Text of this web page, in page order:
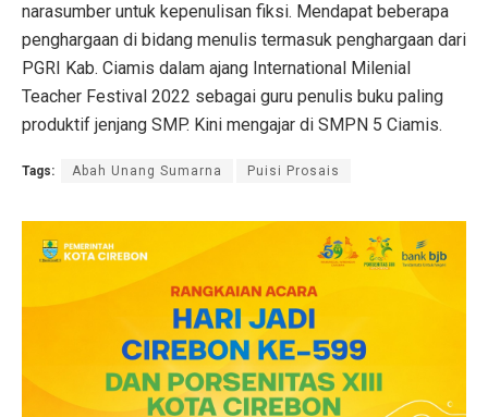
narasumber untuk kepenulisan fiksi. Mendapat beberapa
penghargaan di bidang menulis termasuk penghargaan dari
PGRI Kab. Ciamis dalam ajang International Milenial
Teacher Festival 2022 sebagai guru penulis buku paling
produktif jenjang SMP. Kini mengajar di SMPN 5 Ciamis.
Tags: Abah Unang Sumarna Puisi Prosais